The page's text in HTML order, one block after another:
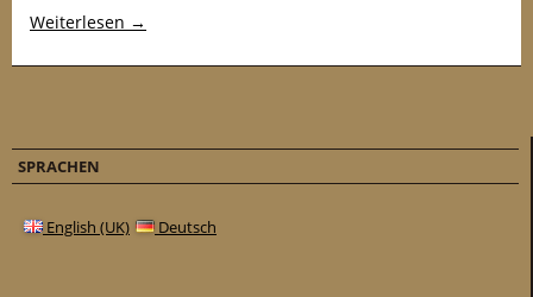
Weiterlesen →
SPRACHEN
English (UK) Deutsch